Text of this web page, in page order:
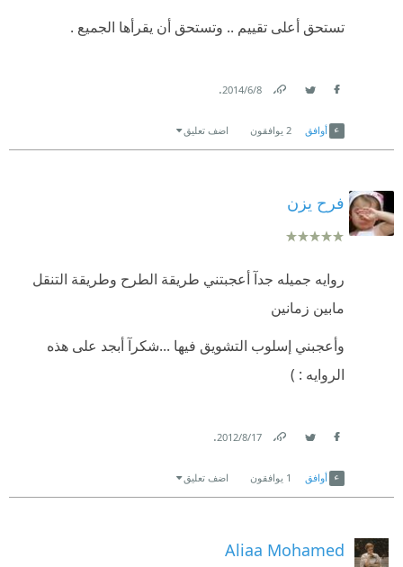
تستحق أعلى تقييم .. وتستحق أن يقرأها الجميع .
8‏/6‏/2014
.
أوافق 2 يوافقون اضف تعليق
فرح يزن
روايه جميله جدآ أعجبتني طريقة الطرح وطريقة التنقل
مابين زمانين
وأعجبني إسلوب التشويق فيها ...شكرآ أبجد على هذه
الروايه : )
17‏/8‏/2012
.
أوافق 1 يوافقون اضف تعليق
Aliaa Mohamed